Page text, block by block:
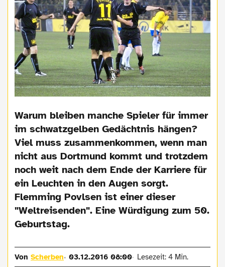
Warum bleiben manche Spieler für immer
im schwatzgelben Gedächtnis hängen?
Viel muss zusammenkommen, wenn man
nicht aus Dortmund kommt und trotzdem
noch weit nach dem Ende der Karriere für
ein Leuchten in den Augen sorgt.
Flemming Povlsen ist einer dieser
"Weltreisenden". Eine Würdigung zum 50.
Geburtstag.
VonScherben 03.12.2016 08:00 Lesezeit: 4 Min.